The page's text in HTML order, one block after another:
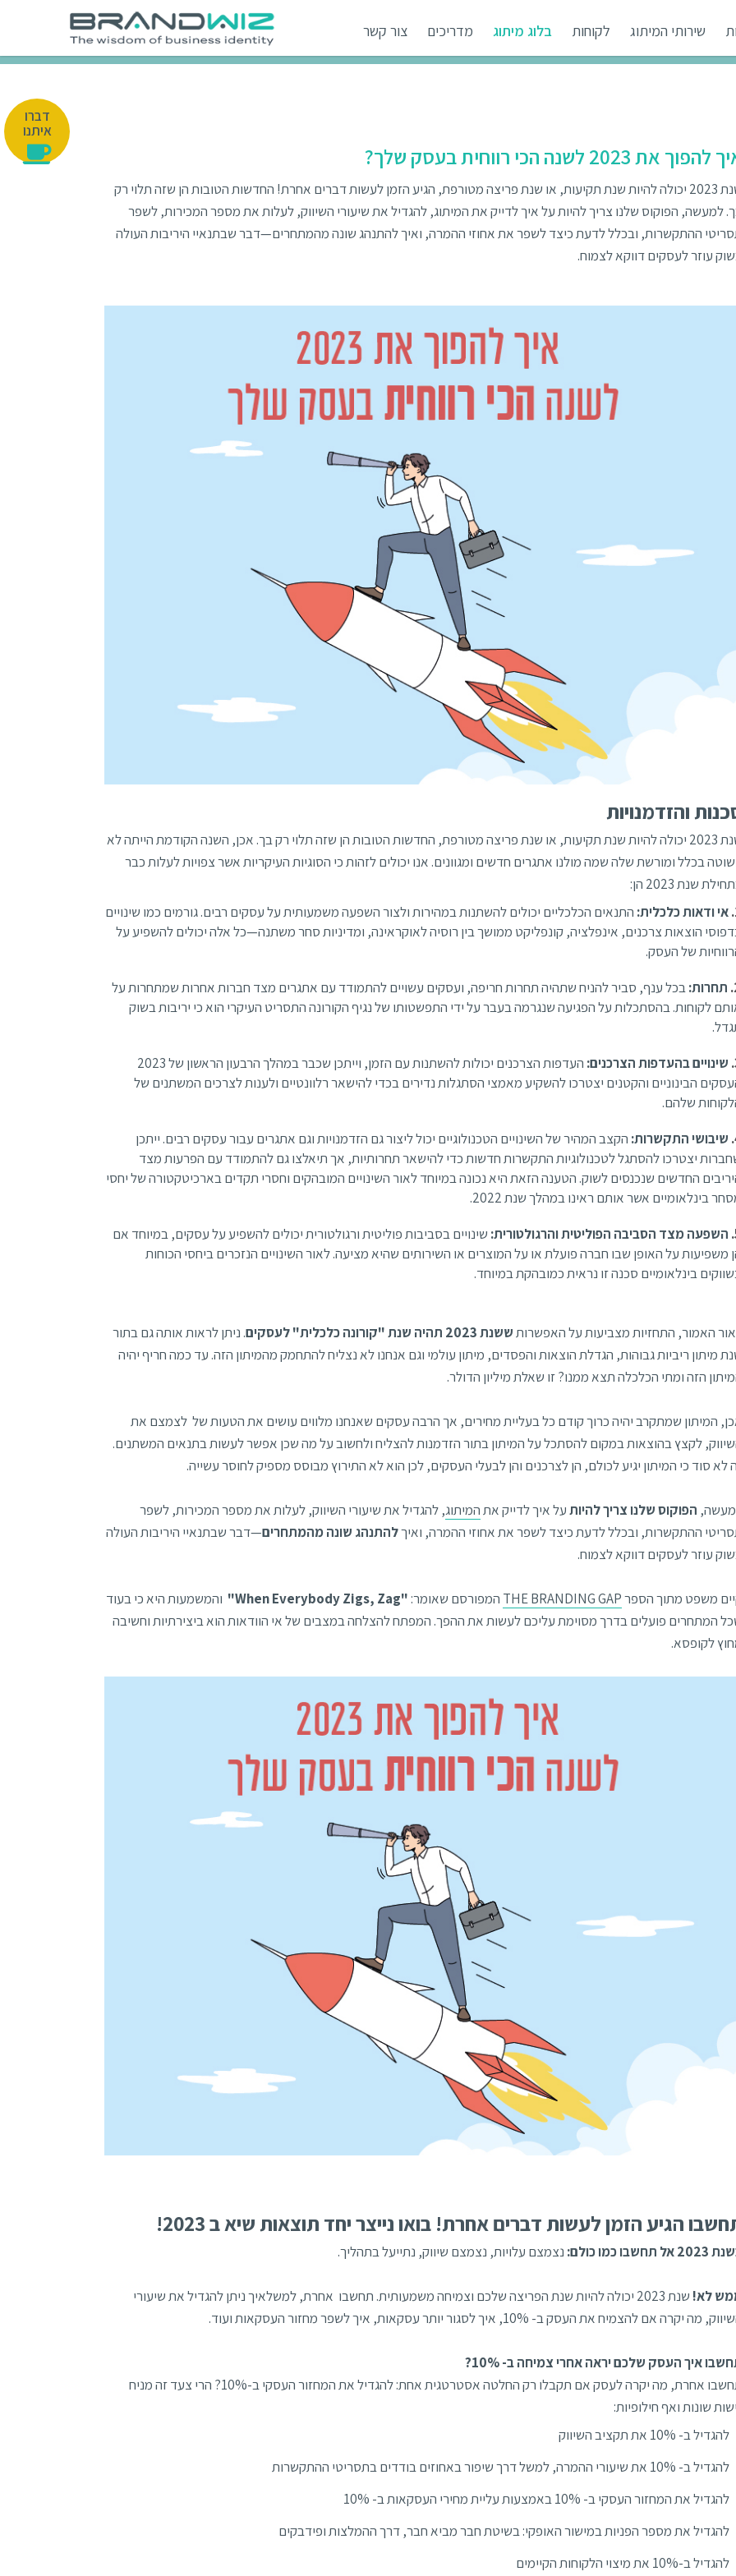
שירותי המיתוג לקוחות בלוג מיתוג מדריכים צור קשר
את 2023 לשנה הכי רווחית בעסק שלך?
שנת 2023 יכולה להיות שנת תקיעות, או שנת פריצה מטורפת, הגיע הזמן לעשות דברים אחרת! החדשות הטובות הן שזה תלוי רק
למעשה, הפוקוס שלנו צריך להיות על איך לדייק את המיתוג, להגדיל את שיעורי השיווק, לעלות את מספר המכירות, לשפר
ההתקשרות, ובכלל לדעת כיצד לשפר את אחוזי ההמרה, ואיך להתנהג שונה מהמתחרים—דבר שבתנאיי היריבות העולה
עוזר לעסקים דווקא לצמוח.
והזדמנויות
שנת 2023 יכולה להיות שנת תקיעות, או שנת פריצה מטורפת, החדשות הטובות הן שזה תלוי רק בך. אכן, השנה הקודמת הייתה לא
בכלל ומורשת שלה שמה מולנו אתגרים חדשים ומגוונים. אנו יכולים לזהות כי הסוגיות העיקריות אשר צפויות לעלות כבר
שנת 2023 הן:
אי ודאות כלכלית: התנאים הכלכליים יכולים להשתנות במהירות ולצור השפעה משמעותית על עסקים רבים. גורמים כמו שינויים
הוצאות צרכנים, אינפלציה, קונפליקט ממושך בין רוסיה לאוקראינה, ומדיניות סחר משתנה—כל אלה יכולים להשפיע על
של העסק.
תחרות:בכל ענף, סביר להניח שתהיה תחרות חריפה, ועסקים עשויים להתמודד עם אתגרים מצד חברות אחרות שמתחרות על
לקוחות. בהסתכלות על הפגיעה שנגרמה בעבר על ידי התפשטותו של נגיף הקורונה התסריט העיקרי הוא כי יריבות בשוק
שינויים בהעדפות הצרכנים:
העדפות הצרכנים יכולות להשתנות עם הזמן, וייתכן שכבר במהלך הרבעון הראשון של 2023
הבינוניים והקטנים יצטרכו להשקיע מאמצי הסתגלות נדירים בכדי להישאר רלוונטיים ולענות לצרכים המשתנים של
שלהם.
שיבושי התקשרות: הקצב המהיר של השינויים הטכנולוגיים יכול ליצור גם הזדמנויות וגם אתגרים עבור עסקים רבים. ייתכן
יצטרכו להסתגל לטכנולוגיות התקשרות חדשות כדי להישאר תחרותיות, אך תיאלצו גם להתמודד עם הפרעות מצד
החדשים שנכנסים לשוק. הטענה הזאת היא נכונה במיוחד לאור השינויים המובהקים וחסרי תקדים בארכיטקטורה של יחסי
בינלאומיים אשר אותם ראינו במהלך שנת 2022.
השפעה מצד הסביבה הפוליטית והרגולטורית: שינויים בסביבות פוליטית ורגולטורית יכולים להשפיע על עסקים, במיוחד אם
משפיעות על האופן שבו חברה פועלת או על המוצרים או השירותים שהיא מציעה. לאור השינויים הנזכרים ביחסי הכוחות
בינלאומיים סכנה זו נראית כמובהקת במיוחד.
האמור, התחזיות מצביעות על האפשרותששנת 2023 תהיה שנת "קורונה כלכלית" לעסקים
. ניתן לראות אותה גם בתור
מיתון ריביות גבוהות, הגדלת הוצאות והפסדים, מיתון עולמי וגם אנחנו לא נצליח להתחמק מהמיתון הזה. עד כמה חריף יהיה
הזה ומתי הכלכלה תצא ממנו? זו שאלת מיליון הדולר.
המיתון שמתקרב יהיה כרוך קודם כל בעליית מחירים, אך הרבה עסקים שאנחנו מלווים עושים את הטעות של לצמצם את
לקצץ בהוצאות במקום להסתכל על המיתון בתור הזדמנות להצליח ולחשוב על מה שכן אפשר לעשות בתנאים המשתנים.
לא סוד כי המיתון יגיע לכולם, הן לצרכנים והן לבעלי העסקים, לכן הוא לא התירוץ מבוסס מספיק לחוסר עשייה.
הפוקוס שלנו צריך להיותעל איך לדייק אתהמיתוג, להגדיל את שיעורי השיווק, לעלות את מספר המכירות, לשפר
ההתקשרות, ובכלל לדעת כיצד לשפר את אחוזי ההמרה, ואיךלהתנהג שונה מהמתחרים—דבר שבתנאיי היריבות העולה
עוזר לעסקים דווקא לצמוח.
משפט מתוך הספרTHE BRANDING GAP המפורסם שאומר: "When Everybody Zigs, Zag"
והמשמעות היא כי בעוד
המתחרים פועלים בדרך מסוימת עליכם לעשות את ההפך. המפתח להצלחה במצבים של אי הוודאות הוא ביצירתיות וחשיבה
לקופסא.
הגיע הזמן לעשות דברים אחרת! בואו נייצר יחד תוצאות שיא ב 2023!
אל תחשבו כמו כולם: נצמצם עלויות, נצמצם שיווק, נתייעל בתהליך.
לא!
שנת 2023 יכולה להיות שנת הפריצה שלכם וצמיחה משמעותית. תחשבו אחרת, למשלאיך ניתן להגדיל את שיעורי
מה יקרה אם להצמיח את העסק ב- 10%, איך לסגור יותר עסקאות, איך לשפר מחזור העסקאות ועוד.
איך העסק שלכם יראה אחרי צמיחה ב- 10%?
תחשבו אחרת, מה יקרה לעסק אם תקבלו רק החלטה אסטרטגית אחת: להגדיל את המחזור העסקי ב-10%? הרי צעד זה מניח
שונות ואף חילופיות:
להגדיל ב- 10% את תקציב השיווק
להגדיל ב- 10% את שיעורי ההמרה, למשל דרך שיפור באחוזים בודדים בתסריטי ההתקשרות
להגדיל את המחזור העסקי ב- 10% באמצעות עליית מחירי העסקאות ב- 10%
להגדיל את מספר הפניות במישור האופקי: בשיטת חבר מביא חבר, דרך ההמלצות ופידבקים
להגדיל ב-10% את מיצוי הלקוחות הקיימים
דברו
איתנו